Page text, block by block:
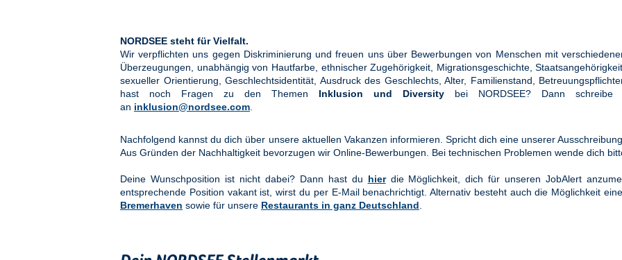
NORDSEE steht für Vielfalt.
Wir verpflichten uns gegen Diskriminierung und freuen uns über Bewerbungen von Menschen mit
Überzeugungen, unabhängig von Hautfarbe, ethnischer Zugehörigkeit, Migrationsgeschichte,
sexueller Orientierung, Geschlechtsidentität, Ausdruck des Geschlechts, Alter, Familienstand,
hast noch Fragen zu den Themen Inklusion und Diversity bei NORDSEE? Dann
an inklusion@nordsee.com
Nachfolgend kannst du dich über unsere aktuellen Vakanzen informieren. Spricht dich eine unserer
Aus Gründen der Nachhaltigkeit bevorzugen wir Online-Bewerbungen. Bei technischen Problemen wende dich
Deine Wunschposition ist nicht dabei? Dann hast du hierdie Möglichkeit, dich für unseren JobAlert
entsprechende Position vakant ist, wirst du per E-Mail benachrichtigt. Alternativ besteht auch die Möglichkeit
Bremerhaven sowie für unsere Restaurants in ganz Deutschland